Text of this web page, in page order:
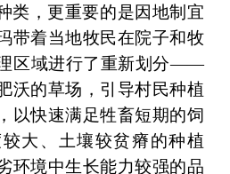
类，更重要的是因地制宜
带着当地牧民在院子和牧
区域进行了重新划分——
沃的草场，引导村民种植
以快速满足牲畜短期的饲
大、土壤较贫瘠的种植
环境中生长能力较强的品